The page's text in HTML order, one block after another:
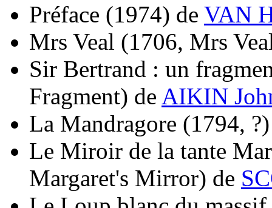
Préface (1974) de VAN
Mrs Veal (1706, Mrs
Sir Bertrand : un
Fragment) de AIKIN
La Mandragore (1794, ?)
Le Miroir de la tante
Margaret's Mirror) de